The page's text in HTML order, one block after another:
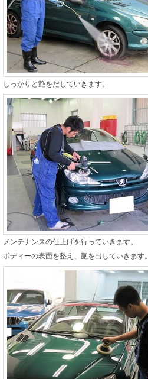
しっかりと艶をだしていきます。
メンテナンスの仕上げを行っていきます。
ボディーの表面を整え、艶を出していきます。